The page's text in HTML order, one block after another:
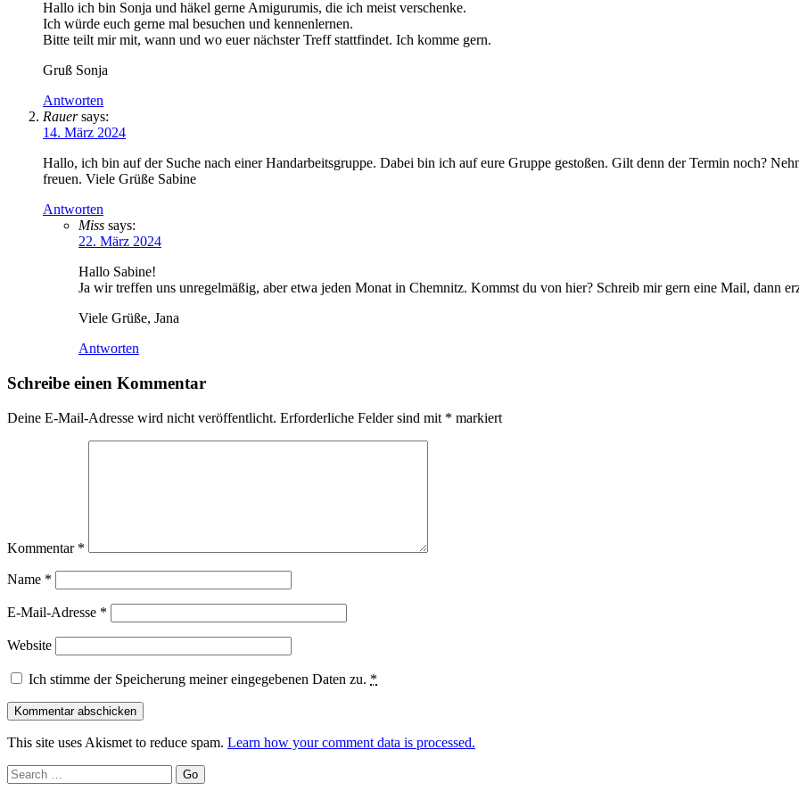
Hallo ich bin Sonja und häkel gerne Amigurumis, die ich meist verschenke.
Ich würde euch gerne mal besuchen und kennenlernen.
Bitte teilt mir mit, wann und wo euer nächster Treff stattfindet. Ich komme gern.
Gruß Sonja
Antworten
Rauer says:
14. März 2024
Hallo, ich bin auf der Suche nach einer Handarbeitsgruppe. Dabei bin ich auf eure Gruppe gestoßen. Gilt denn der Termin noch?
freuen. Viele Grüße Sabine
Antworten
Miss says:
22. März 2024
Hallo Sabine!
Ja wir treffen uns unregelmäßig, aber etwa jeden Monat in Chemnitz. Kommst du von hier? Schreib mir gern eine Mail, dann
Viele Grüße, Jana
Antworten
Schreibe einen Kommentar
Deine E-Mail-Adresse wird nicht veröffentlicht. Erforderliche Felder sind mit * markiert
Kommentar *
Name *
E-Mail-Adresse *
Website
Ich stimme der Speicherung meiner eingegebenen Daten zu. *
This site uses Akismet to reduce spam. Learn how your comment data is processed.
Search